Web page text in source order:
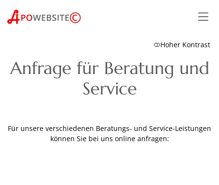
Hoher Kontrast
Anfrage für Beratung und
Service
Für unsere verschiedenen Beratungs- und Service-Leistungen
können Sie bei uns online anfragen: